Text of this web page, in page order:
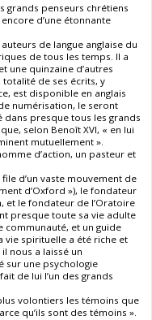
grands penseurs chrétiens
d’une étonnante
de langue anglaise du
de tous les temps. Il a
une quinzaine d’autres
de ses écrits, y
est disponible en anglais
numérisation, le seront
presque tous les grands
selon Benoît XVI, « en lui
mutuellement ».
d’action, un pasteur et
d’un vaste mouvement de
d’Oxford »), le fondateur
et le fondateur de l’Oratoire
presque toute sa vie adulte
communauté, et un guide
vie spirituelle a été riche et
nous a laissé un
sur une psychologie
de lui l’un des grands
volontiers les témoins que
qu’ils sont des témoins ».